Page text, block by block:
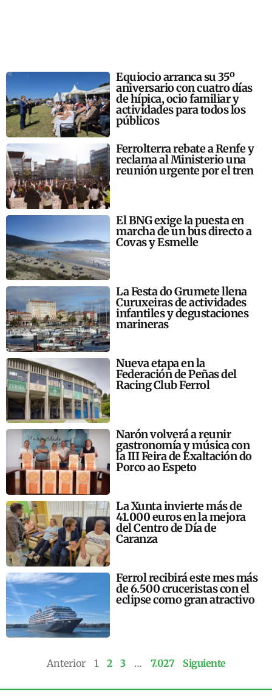
Equiocio arranca su 35º
aniversario con cuatro días
de hípica, ocio familiar y
actividades para todos los
públicos
Ferrolterra rebate a Renfe y
reclama al Ministerio una
reunión urgente por el tren
El BNG exige la puesta en
marcha de un bus directo a
Covas y Esmelle
La Festa do Grumete llena
Curuxeiras de actividades
infantiles y degustaciones
marineras
Nueva etapa en la
Federación de Peñas del
Racing Club Ferrol
Narón volverá a reunir
gastronomía y música con
la III Feira de Exaltación do
Porco ao Espeto
La Xunta invierte más de
41.000 euros en la mejora
del Centro de Día de
Caranza
Ferrol recibirá este mes más
de 6.500 cruceristas con el
eclipse como gran atractivo
Anterior 1 2 3 … 7.027 Siguiente